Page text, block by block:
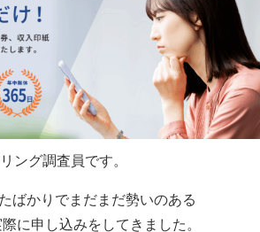
ング調査員です。
ばかりでまだまだ勢いのある
に申し込みをしてきました。